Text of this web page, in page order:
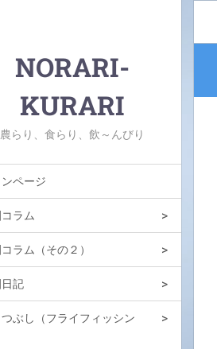
NORARI-
KURARI
農らり、食らり、飲～んびり
ページ
ラム
ラム（その２）
記
ぶし（フライフィッシン